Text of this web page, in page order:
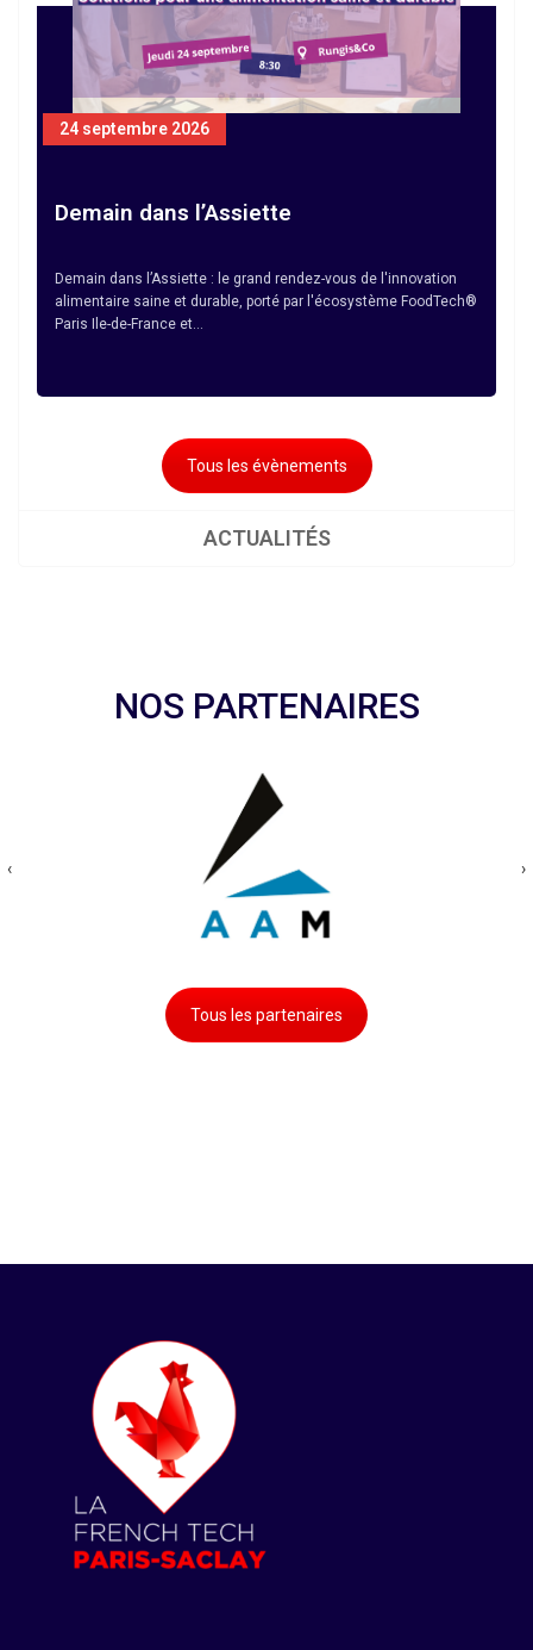
24 septembre 2026
Demain dans l’Assiette
Demain dans l’Assiette : le grand rendez-vous de l'innovation
alimentaire saine et durable, porté par l'écosystème FoodTech®
Paris Ile-de-France et…
Tous les évènements
ACTUALITÉS
NOS PARTENAIRES
‹ ›
Tous les partenaires